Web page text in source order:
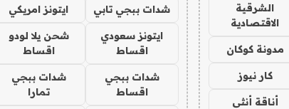
الشرقية
الاقتصادية
مدونة كوكان
كار نيوز
أناقة أنثى
شدات ببجي تابي ايتونز امريكي
ايتونز سعودي
اقساط
شحن يلا لودو
اقساط
شدات ببجي
اقساط
شدات ببجي
تمارا